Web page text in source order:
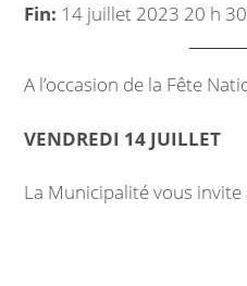
Marchés publics
Intercommunalité
VIE COMMUNALE
École et organisation
Fin: 14 juillet 2023 20 h
A l’occasion de la Fête
VENDREDI 14 JUILLET
La Municipalité vous invite